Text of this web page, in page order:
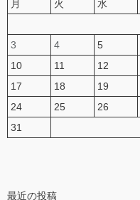
月
火 水
3
4 5
10
11 12
17
18 19
24
25 26
31
最近の投稿